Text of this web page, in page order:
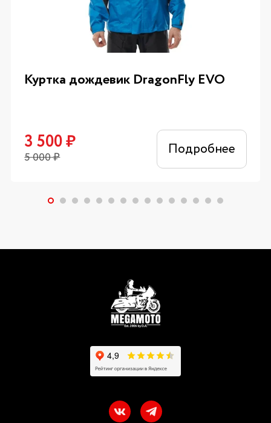
Куртка дождевик DragonFly EVO
3 500₽
5 000₽ Подробнее